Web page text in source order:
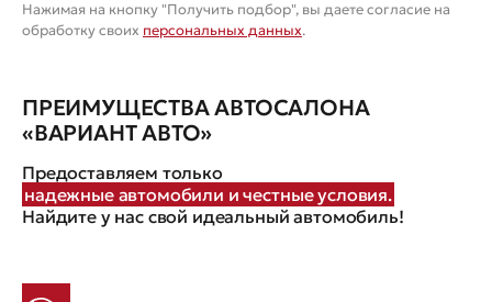
Нажимая на кнопку "Получить подбор", вы даете согласие на
обработку своих персональных данных.
ПРЕИМУЩЕСТВА АВТОСАЛОНА
«ВАРИАНТ АВТО»
Предоставляем только
надежные автомобили и честные условия.
Найдите у нас свой идеальный автомобиль!